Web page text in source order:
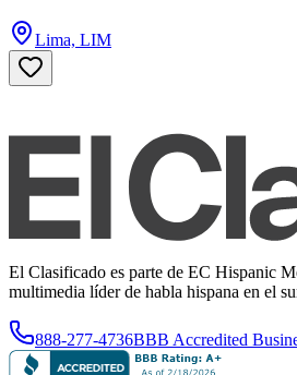
Lima, LIM
El Clasificado es parte de EC Hispanic
multimedia líder de habla hispana en el
888-277-4736BBB Accredited